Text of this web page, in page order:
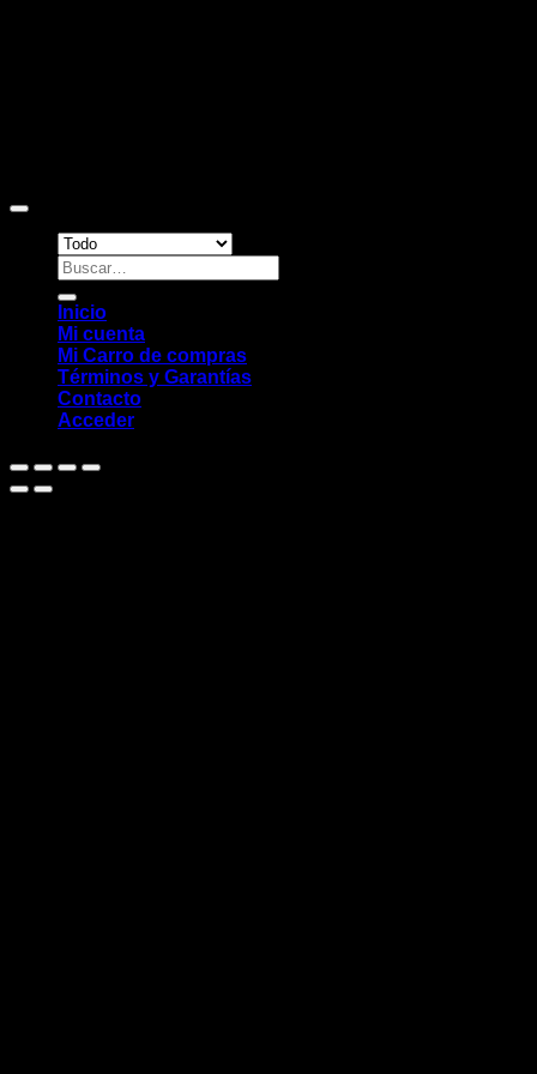
Buscar
por:
Inicio
Mi cuenta
Mi Carro de compras
Términos y Garantías
Contacto
Acceder